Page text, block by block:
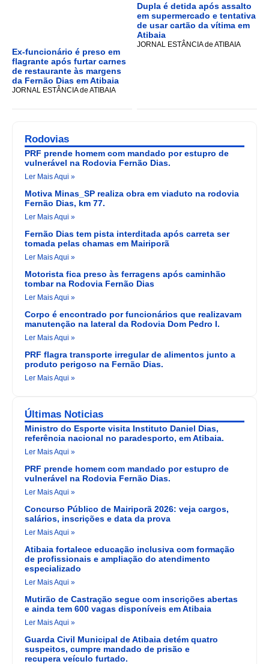
Ex-funcionário é preso em
flagrante após furtar carnes
de restaurante às margens
da Fernão Dias em Atibaia
JORNAL ESTÂNCIA de ATIBAIA
Dupla é detida após assalto
em supermercado e tentativa
de usar cartão da vítima em
Atibaia
JORNAL ESTÂNCIA de ATIBAIA
Rodovias
PRF prende homem com mandado por estupro de
vulnerável na Rodovia Fernão Dias.
Ler Mais Aqui »
Motiva Minas_SP realiza obra em viaduto na rodovia
Fernão Dias, km 77.
Ler Mais Aqui »
Fernão Dias tem pista interditada após carreta ser
tomada pelas chamas em Mairiporã
Ler Mais Aqui »
Motorista fica preso às ferragens após caminhão
tombar na Rodovia Fernão Dias
Ler Mais Aqui »
Corpo é encontrado por funcionários que realizavam
manutenção na lateral da Rodovia Dom Pedro I.
Ler Mais Aqui »
PRF flagra transporte irregular de alimentos junto a
produto perigoso na Fernão Dias.
Ler Mais Aqui »
Últimas Noticias
Ministro do Esporte visita Instituto Daniel Dias,
referência nacional no paradesporto, em Atibaia.
Ler Mais Aqui »
PRF prende homem com mandado por estupro de
vulnerável na Rodovia Fernão Dias.
Ler Mais Aqui »
Concurso Público de Mairiporã 2026: veja cargos,
salários, inscrições e data da prova
Ler Mais Aqui »
Atibaia fortalece educação inclusiva com formação
de profissionais e ampliação do atendimento
especializado
Ler Mais Aqui »
Mutirão de Castração segue com inscrições abertas
e ainda tem 600 vagas disponíveis em Atibaia
Ler Mais Aqui »
Guarda Civil Municipal de Atibaia detém quatro
suspeitos, cumpre mandado de prisão e
recupera veículo furtado.